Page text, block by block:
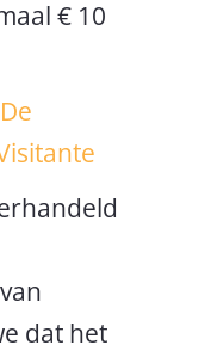
€ 10
dat het